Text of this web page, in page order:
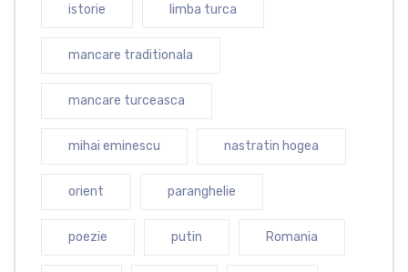
istorie limba turca
mancare traditionala
mancare turceasca
mihai eminescu nastratin hogea
orient paranghelie
poezie putin Romania